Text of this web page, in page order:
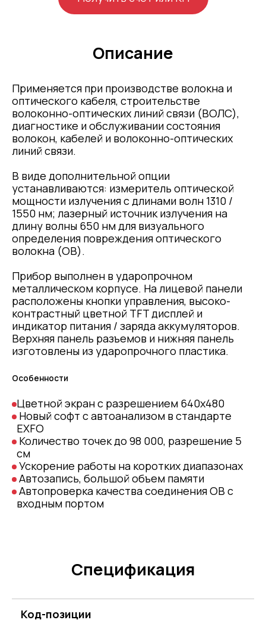
Описание
Применяется при производстве волокна и
оптического кабеля, строительстве
волоконно-оптических линий связи (ВОЛС),
диагностике и обслуживании состояния
волокон, кабелей и волоконно-оптических
линий связи.
В виде дополнительной опции
устанавливаются: измеритель оптической
мощности излучения с длинами волн 1310 /
1550 нм; лазерный источник излучения на
длину волны 650 нм для визуального
определения повреждения оптического
волокна (ОВ).
Прибор выполнен в ударопрочном
металлическом корпусе. На лицевой панели
расположены кнопки управления, высоко-
контрастный цветной TFT дисплей и
индикатор питания / заряда аккумуляторов.
Верхняя панель разъемов и нижняя панель
изготовлены из ударопрочного пластика.
Особенности
Цветной экран с разрешением 640х480
Новый софт с автоанализом в стандарте
EXFO
Количество точек до 98 000, разрешение 5
см
Ускорение работы на коротких диапазонах
Автозапись, большой объем памяти
Автопроверка качества соединения ОВ с
входным портом
Спецификация
Код-позиции